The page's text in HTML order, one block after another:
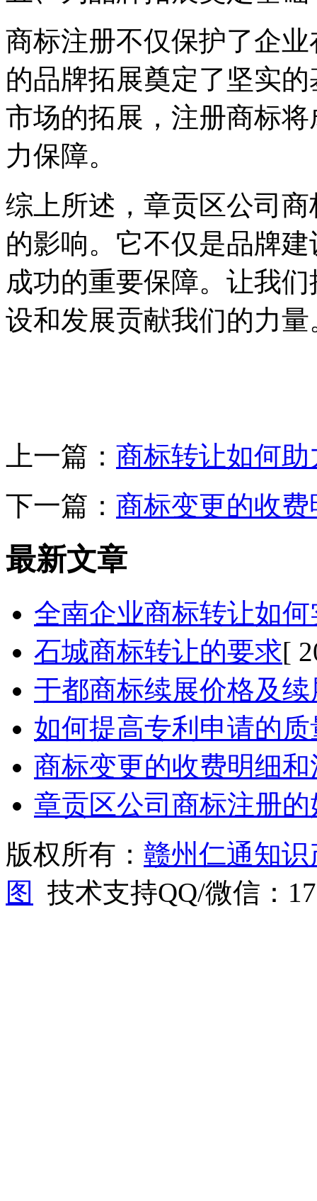
商标注册不仅保护了企
的品牌拓展奠定了坚实
市场的拓展，注册商标
力保障。
综上所述，章贡区公司
的影响。它不仅是品牌
成功的重要保障。让我
设和发展贡献我们的力量
上一篇： 商标转让如何
下一篇： 商标变更的收
最新文章
全南企业商标转让如
石城商标转让的要求[
于都商标续展价格及
如何提高专利申请的
商标变更的收费明细
章贡区公司商标注册的
版权所有： 赣州仁通知
图
技术支持QQ/微信：